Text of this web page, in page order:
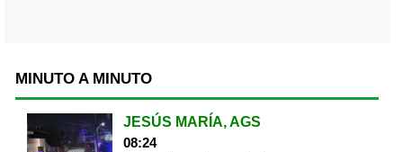
MINUTO A MINUTO
JESÚS MARÍA, AGS
08:24